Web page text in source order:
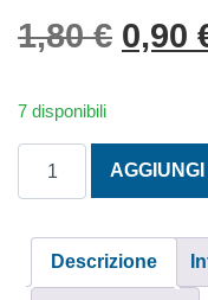
1,80€ Il
0,90
7 disponibili
Descrizione